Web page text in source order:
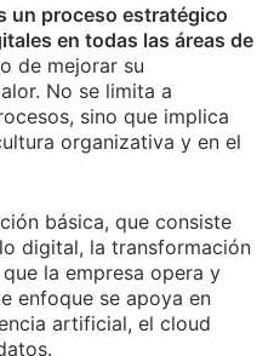
un proceso estratégico
en todas las áreas de
de mejorar su
No se limita a
sino que implica
organizativa y en el
básica, que consiste
digital, la transformación
la empresa opera y
enfoque se apoya en
artificial, el cloud